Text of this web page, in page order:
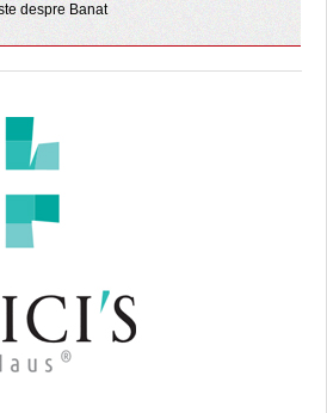
despre Banat